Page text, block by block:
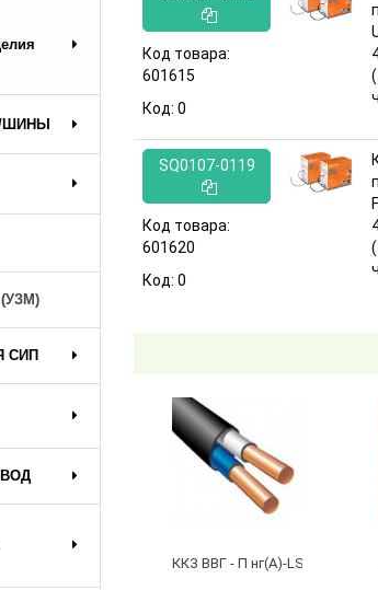
ШИНЫ
СИП
Код товара:
601615
Код: 0
SQ0107-0119
Код товара:
601620
Код: 0
ККЗ ВВГ - П нг(А)-LS 2 х 2,5